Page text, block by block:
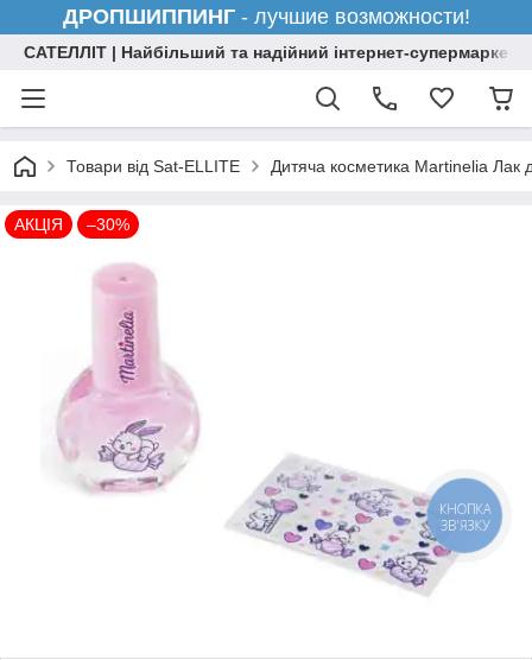
ДРОПШИППИНГ- лучшие возможности!
САТЕЛЛІТ | Найбільший та надійний інтернет-супермаркет
Товари від Sat-ELLITE Дитяча косметика Martinelia Лак
АКЦІЯ –30%
КНОПКА
ЗВ'ЯЗКУ